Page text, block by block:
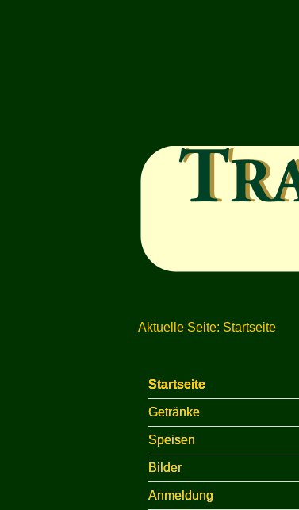
Aktuelle Seite: Startseite
Startseite
Getränke
Speisen
Bilder
Anmeldung